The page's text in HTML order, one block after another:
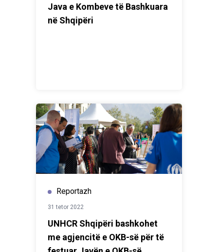
Java e Kombeve të Bashkuara
në Shqipëri
Reportazh
31 tetor 2022
UNHCR Shqipëri bashkohet
me agjencitë e OKB-së për të